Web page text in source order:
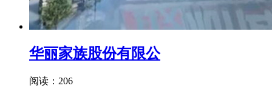
华丽家族股份有限公
阅读：206